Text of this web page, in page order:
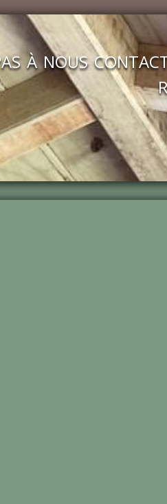
à nous